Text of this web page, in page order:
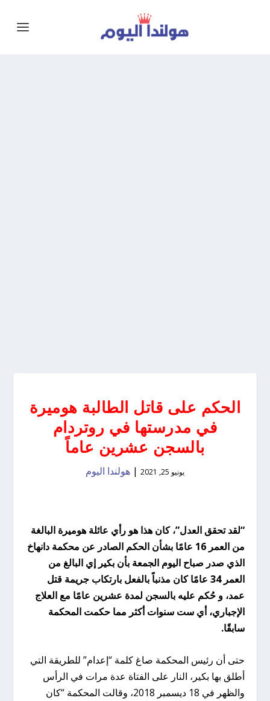
الحكم على قاتل الطالبة هوميرة
في مدرستها في روتردام
بالسجن عشرين عاماً
يونيو 25, 2021 | هولندا اليوم
“لقد تحقق العدل”، كان هذا هو رأي عائلة هوميرة البالغة
من العمر 16 عامًا بشأن الحكم الصادر عن محكمة دانهاخ
الذي صدر صباح اليوم الجمعة بأن بكير إي البالغ من
العمر 34 عامًا كان مذنباً بالفعل بارتكاب جريمة قتل
عمد، و حُكم عليه بالسجن لمدة عشرين عامًا مع العلاج
الإجباري، أي ست سنوات أكثر مما حكمت المحكمة
سابقًا.
حتى أن رئيس المحكمة صاغ كلمة “إعدام” للطريقة التي
أطلق بها بكير، النار على الفتاة عدة مرات في الرأس
والظهر في 18 ديسمبر 2018، وقالت المحكمة “كان